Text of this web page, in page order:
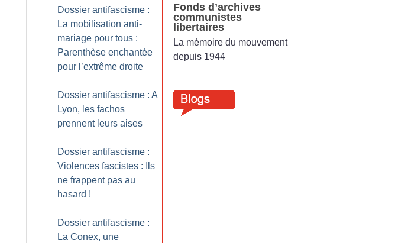
Dossier antifascisme :
La mobilisation anti-
mariage pour tous :
Parenthèse enchantée
pour l’extrême droite
Dossier antifascisme : A
Lyon, les fachos
prennent leurs aises
Dossier antifascisme :
Violences fascistes : Ils
ne frappent pas au
hasard !
Dossier antifascisme :
La Conex, une
Fonds d’archives
communistes
libertaires
La mémoire du mouvement
depuis 1944